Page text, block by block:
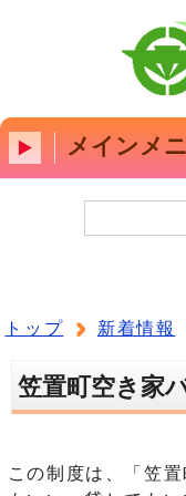
メインメ
トップ 新着情報
笠置町空き家
この制度は、「笠